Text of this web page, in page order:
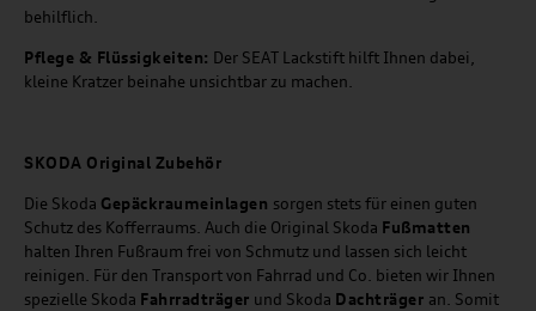
behilflich.
Pflege & Flüssigkeiten: Der SEAT Lackstift hilft Ihnen dabei,
kleine Kratzer beinahe unsichtbar zu machen.
SKODA Original Zubehör
Die Skoda Gepäckraumeinlagen sorgen stets für einen guten
Schutz des Kofferraums. Auch die Original Skoda Fußmatten
halten Ihren Fußraum frei von Schmutz und lassen sich leicht
reinigen. Für den Transport von Fahrrad und Co. bieten wir Ihnen
spezielle Skoda Fahrradträger und Skoda Dachträger an. Somit